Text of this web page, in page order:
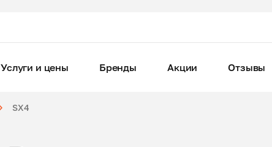
Услуги и цены Бренды Акции Отзывы
SX4